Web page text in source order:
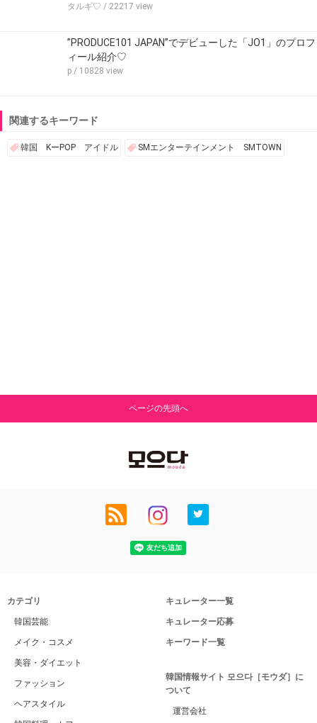
タルギ♡ / 22217 view
”PRODUCE101 JAPAN”でデビューした「JO1」のプロフ
ィール紹介♡
p / 10828 view
関連するキーワード
韓国 KーPOP アイドル SMエンターテインメント SMTOWN
ページの先頭へ
カテゴリ
韓国芸能
メイク・コスメ
美容・ダイエット
ファッション
ヘアスタイル
キュレーター一覧
キュレーター応募
キーワード一覧
韓国情報サイト 모으다［モウダ］に
ついて
運営会社